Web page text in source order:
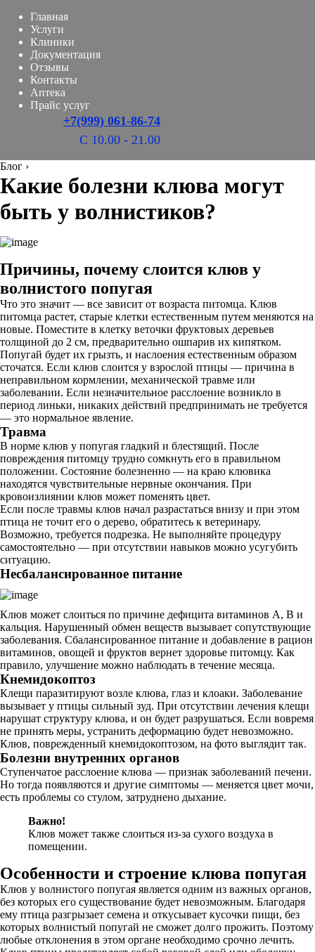
Главная
Услуги
Клиники
Документация
Отзывы
Контакты
Аптека
Прайс услуг
+7(999) 061-86-74
С 10.00 - 21.00
Блог ›
Какие болезни клюва могут
быть у волнистиков?
Причины, почему слоится клюв у
волнистого попугая
Что это значит — все зависит от возраста питомца. Клюв
питомца растет, старые клетки естественным путем меняются на
новые. Поместите в клетку веточки фруктовых деревьев
толщиной до 2 см, предварительно ошпарив их кипятком.
Попугай будет их грызть, и наслоения естественным образом
сточатся. Если клюв слоится у взрослой птицы — причина в
неправильном кормлении, механической травме или
заболевании. Если незначительное расслоение возникло в
период линьки, никаких действий предпринимать не требуется
— это нормальное явление.
Травма
В норме клюв у попугая гладкий и блестящий. После
повреждения питомцу трудно сомкнуть его в правильном
положении. Состояние болезненно — на краю клювика
находятся чувствительные нервные окончания. При
кровоизлиянии клюв может поменять цвет.
Если после травмы клюв начал разрастаться внизу и при этом
птица не точит его о дерево, обратитесь к ветеринару.
Возможно, требуется подрезка. Не выполняйте процедуру
самостоятельно — при отсутствии навыков можно усугубить
ситуацию.
Несбалансированное питание
Клюв может слоиться по причине дефицита витаминов А, В и
кальция. Нарушенный обмен веществ вызывает сопутствующие
заболевания. Сбалансированное питание и добавление в рацион
витаминов, овощей и фруктов вернет здоровье питомцу. Как
правило, улучшение можно наблюдать в течение месяца.
Кнемидокоптоз
Клещи паразитируют возле клюва, глаз и клоаки. Заболевание
вызывает у птицы сильный зуд. При отсутствии лечения клещи
нарушат структуру клюва, и он будет разрушаться. Если вовремя
не принять меры, устранить деформацию будет невозможно.
Клюв, поврежденный кнемидокоптозом, на фото выглядит так.
Болезни внутренних органов
Ступенчатое расслоение клюва — признак заболеваний печени.
Но тогда появляются и другие симптомы — меняется цвет мочи,
есть проблемы со стулом, затруднено дыхание.
Важно!
Клюв может также слоиться из-за сухого воздуха в
помещении.
Особенности и строение клюва попугая
Клюв у волнистого попугая является одним из важных органов,
без которых его существование будет невозможным. Благодаря
ему птица разгрызает семена и откусывает кусочки пищи, без
которых волнистый попугай не сможет долго прожить. Поэтому
любые отклонения в этом органе необходимо срочно лечить.